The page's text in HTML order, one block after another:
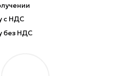
с НДС
без НДС